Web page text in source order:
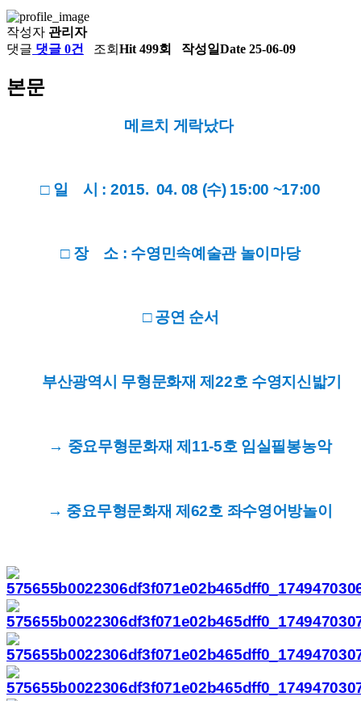
작성자 관리자
댓글 댓글 0건 조회 Hit 499회 작성일Date 25-06-09
본문
메르치 게락났다
□ 일 시 : 2015. 04. 08 (수) 15:00 ~17:00
□ 장 소 : 수영민속예술관 놀이마당
□ 공연 순서
부산광역시 무형문화재 제22호 수영지신밟기
→ 중요무형문화재 제11-5호 임실필봉농악
→ 중요무형문화재 제62호 좌수영어방놀이